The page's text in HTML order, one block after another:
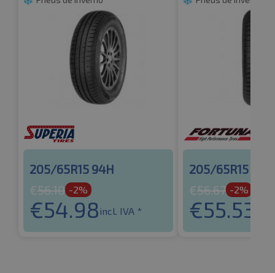
205/65R15 94H
€56.10 -2%
€54.98 incl. IVA *
205/65R15 94H
€56.67 -2%
€55.53